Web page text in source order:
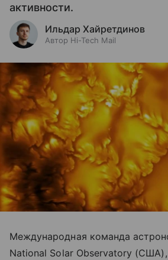
активности.
Ильдар Хайретдинов
Автор Hi-Tech Mail
Международная команда
National Solar Observatory (США),